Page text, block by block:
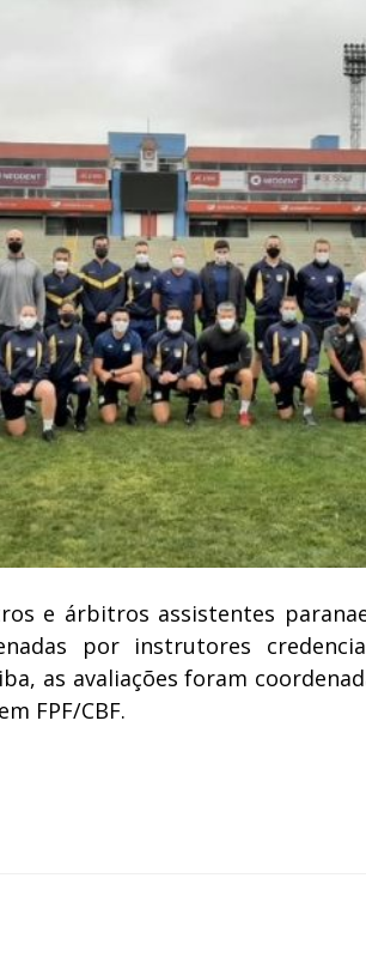
e árbitros assistentes
por instrutores
as avaliações foram
FPF/CBF.